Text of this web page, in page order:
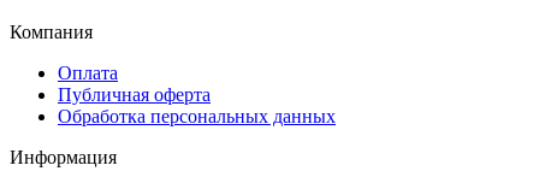
Компания
Оплата
Публичная оферта
Обработка персональных данных
Информация